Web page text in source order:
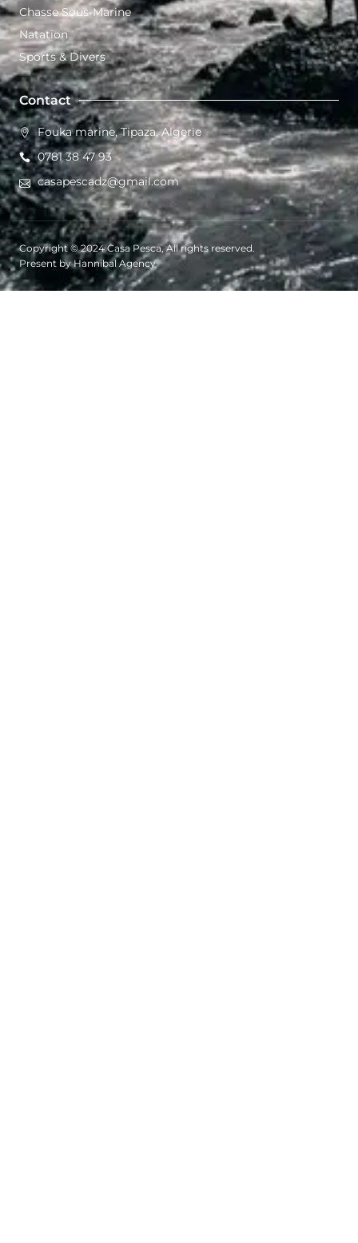
Chasse Sous-Marine
Natation
Sports & Divers
Contact
Fouka marine, Tipaza, Algerie
0781 38 47 93
casapescadz@gmail.com
Copyright © 2024 Casa Pesca, All rights reserved.
Present by Hannibal Agency